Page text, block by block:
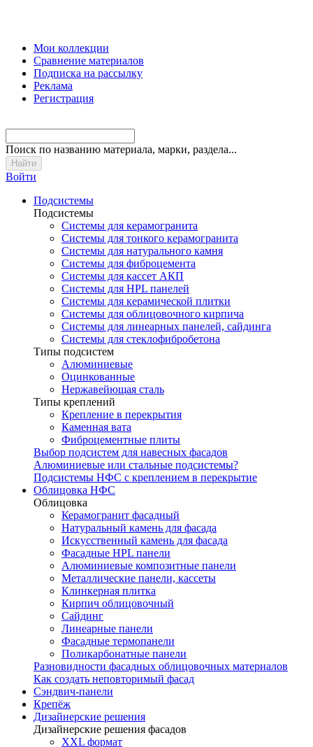
Мои коллекции
Сравнение материалов
Подписка на рассылку
Реклама
Регистрация
Поиск по названию материала, марки, раздела...
Войти
Подсистемы
Подсистемы
Системы для керамогранита
Системы для тонкого керамогранита
Системы для натурального камня
Системы для фиброцемента
Системы для кассет АКП
Системы для HPL панелей
Системы для керамической плитки
Системы для облицовочного кирпича
Системы для линеарных панелей, сайдинга
Системы для стеклофибробетона
Типы подсистем
Алюминиевые
Оцинкованные
Нержавейющая сталь
Типы креплений
Крепление в перекрытия
Каменная вата
Фиброцементные плиты
Выбор подсистем для навесных фасадов
Алюминиевые или стальные подсистемы?
Подсистемы НФС с креплением в перекрытие
Облицовка НФС
Облицовка
Керамогранит фасадный
Натуральный камень для фасада
Искусственный камень для фасада
Фасадные HPL панели
Алюминиевые композитные панели
Металлические панели, кассеты
Клинкерная плитка
Кирпич облицовочный
Сайдинг
Линеарные панели
Фасадные термопанели
Поликарбонатные панели
Разновидности фасадных облицовочных материалов
Как создать неповторимый фасад
Сэндвич-панели
Крепёж
Дизайнерские решения
Дизайнерские решения фасадов
XXL формат